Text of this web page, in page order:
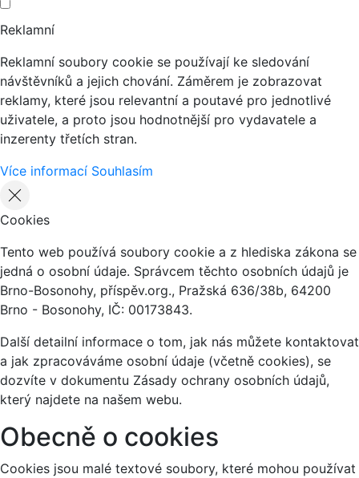
Reklamní
Reklamní soubory cookie se používají ke sledování
návštěvníků a jejich chování. Záměrem je zobrazovat
reklamy, které jsou relevantní a poutavé pro jednotlivé
uživatele, a proto jsou hodnotnější pro vydavatele a
inzerenty třetích stran.
Více informací Souhlasím
Cookies
Tento web používá soubory cookie a z hlediska zákona se
jedná o osobní údaje. Správcem těchto osobních údajů je
Brno-Bosonohy, příspěv.org., Pražská 636/38b, 64200
Brno - Bosonohy, IČ: 00173843.
Další detailní informace o tom, jak nás můžete kontaktovat
a jak zpracováváme osobní údaje (včetně cookies), se
dozvíte v dokumentu Zásady ochrany osobních údajů,
který najdete na našem webu.
Obecně o cookies
Cookies jsou malé textové soubory, které mohou používat